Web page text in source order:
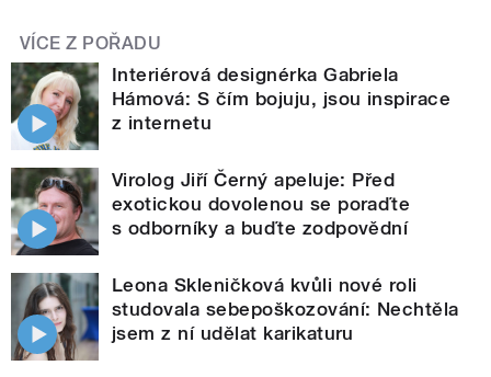
VÍCE Z POŘADU
Interiérová designérka Gabriela
Hámová: S čím bojuju, jsou inspirace
z internetu
Virolog Jiří Černý apeluje: Před
exotickou dovolenou se poraďte
s odborníky a buďte zodpovědní
Leona Skleničková kvůli nové roli
studovala sebepoškozování: Nechtěla
jsem z ní udělat karikaturu